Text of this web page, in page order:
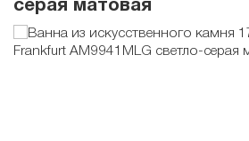
серая матовая